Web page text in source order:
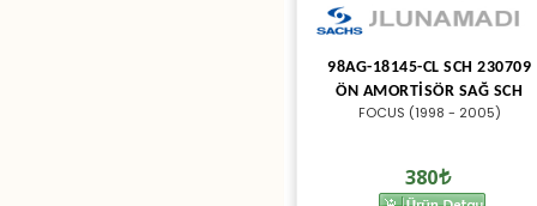
98AG-18145-CL SCH 230709
ÖN AMORTİSÖR SAĞ SCH
FOCUS (1998 - 2005)
380